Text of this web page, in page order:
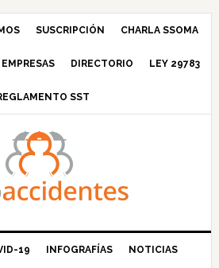
SUSCRIPCIÓN CHARLA SSOMA
DIRECTORIO LEY 29783
SST
19 INFOGRAFÍAS NOTICIAS